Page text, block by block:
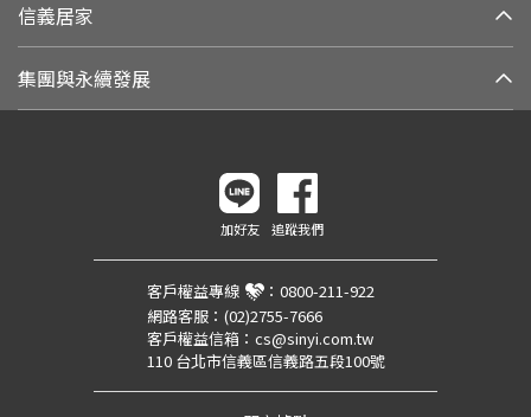
信義居家
集團與永續發展
加好友 追蹤我們
客戶權益專線 ： 0800-211-922
網路客服： (02)2755-7666
客戶權益信箱： cs@sinyi.com.tw
110 台北市信義區信義路五段100號